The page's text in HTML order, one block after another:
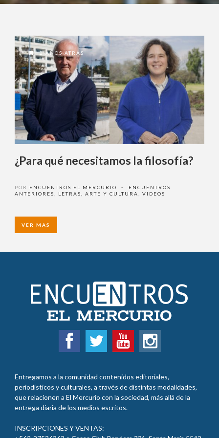
2 AÑOS ATRAS
¿Para qué necesitamos la
filosofía?
ANTERIORES,LETRAS, ARTE Y CULTURA,VIDEOS
Entregamos a la comunidad contenidos editoriales,
periodísticos y culturales, a través de distintas modalidades,
que relacionen a El Mercurio con la sociedad, más allá de la
entrega diaria de los medios escritos.
INSCRIPCIONES Y VENTAS:
¿ No tiene una suscripción digital a
Encuentros El Mercurio ?
Suscríbase
¿Alguna duda o consulta?
Llámenos al